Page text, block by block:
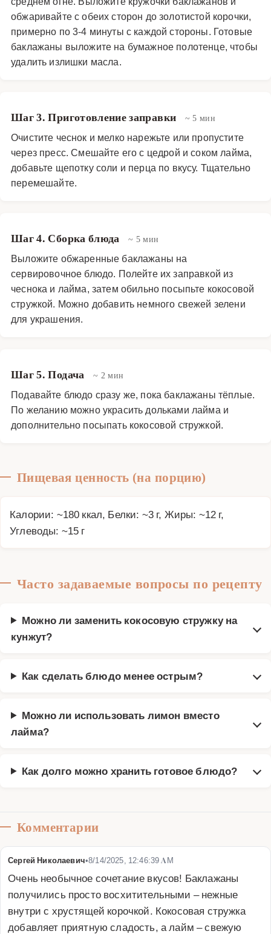
обжаривайте с обеих сторон до золотистой корочки,
примерно по 3-4 минуты с каждой стороны. Готовые
баклажаны выложите на бумажное полотенце, чтобы
удалить излишки масла.
Шаг 3. Приготовление заправки ~ 5 мин
Очистите чеснок и мелко нарежьте или пропустите
через пресс. Смешайте его с цедрой и соком лайма,
добавьте щепотку соли и перца по вкусу. Тщательно
перемешайте.
Шаг 4. Сборка блюда ~ 5 мин
Выложите обжаренные баклажаны на
сервировочное блюдо. Полейте их заправкой из
чеснока и лайма, затем обильно посыпьте кокосовой
стружкой. Можно добавить немного свежей зелени
для украшения.
Шаг 5. Подача ~ 2 мин
Подавайте блюдо сразу же, пока баклажаны тёплые.
По желанию можно украсить дольками лайма и
дополнительно посыпать кокосовой стружкой.
Пищевая ценность (на порцию)
Калории: ~180 ккал, Белки: ~3 г, Жиры: ~12 г,
Углеводы: ~15 г
Часто задаваемые вопросы по рецепту
Можно ли заменить кокосовую стружку на
кунжут?
Как сделать блюдо менее острым?
Можно ли использовать лимон вместо
лайма?
Как долго можно хранить готовое блюдо?
Комментарии
Сергей Николаевич•8/14/2025, 12:46:39 AM
Очень необычное сочетание вкусов! Баклажаны
получились просто восхитительными – нежные
внутри с хрустящей корочкой. Кокосовая стружка
добавляет приятную сладость, а лайм – свежую